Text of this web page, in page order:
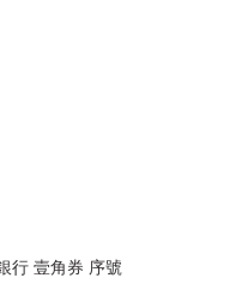
行 壹角券 序號